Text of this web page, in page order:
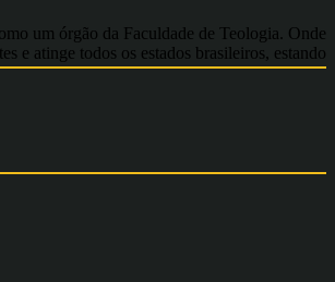
um órgão da Faculdade de Teologia. Onde
e atinge todos os estados brasileiros, estando